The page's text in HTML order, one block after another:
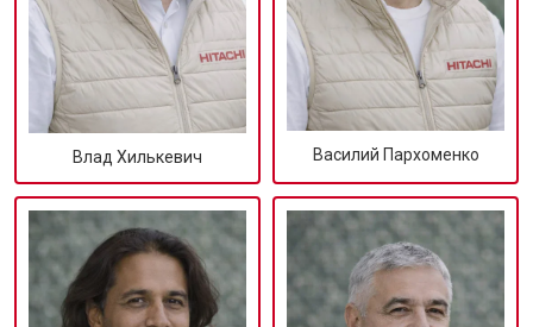
Влад Хилькевич Василий Пархоменко